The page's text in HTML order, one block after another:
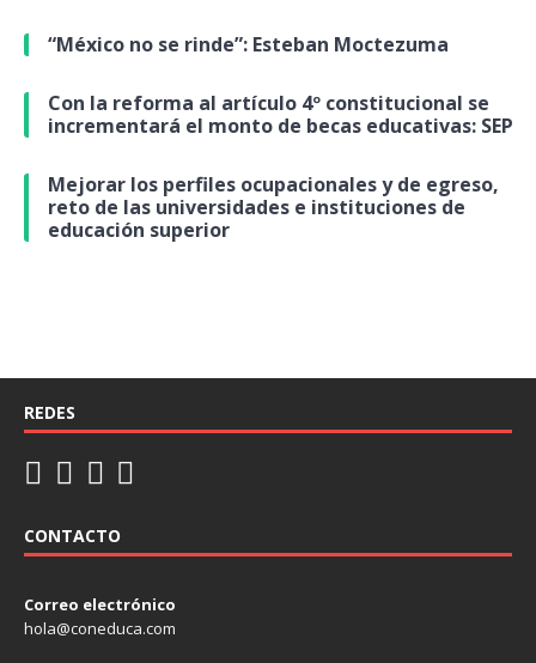
“México no se rinde”: Esteban Moctezuma
Con la reforma al artículo 4º constitucional se
incrementará el monto de becas educativas: SEP
Mejorar los perfiles ocupacionales y de egreso,
reto de las universidades e instituciones de
educación superior
REDES
CONTACTO
Correo electrónico
hola@coneduca.com